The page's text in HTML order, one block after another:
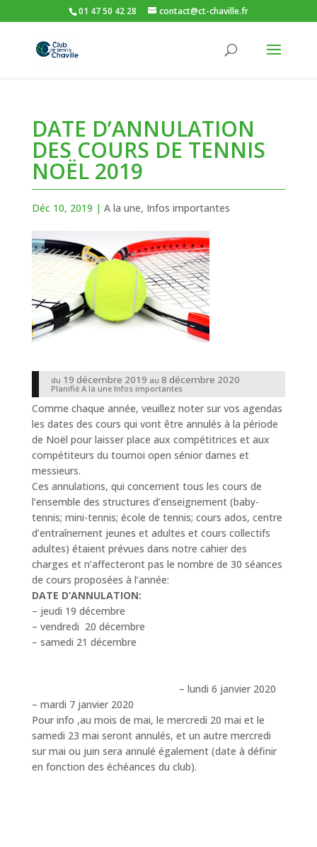
01 47 50 42 28 contact@ct-chaville.fr
DATE D’ANNULATION
DES COURS DE TENNIS
NOËL 2019
Déc 10, 2019 | A la une, Infos importantes
du 19 décembre 2019 au 8 décembre 2020
Planifié A la une Infos importantes
Comme chaque année, veuillez noter sur vos agendas
les dates des cours qui vont être annulés à la période
de Noël pour laisser place aux compétitrices et aux
compétiteurs du tournoi open sénior dames et
messieurs.
Ces annulations, qui concernent tous les cours de
l’ensemble des structures d’enseignement (baby-
tennis; mini-tennis; école de tennis; cours ados, centre
d’entraînement jeunes et adultes et cours collectifs
adultes) étaient prévues dans notre cahier des
charges et n’affecteront pas le nombre de 30 séances
de cours proposées à l’année:
DATE D’ANNULATION:
– jeudi 19 décembre
– vendredi 20 décembre
– samedi 21 décembre
– lundi 6 janvier 2020
– mardi 7 janvier 2020
Pour info ,au mois de mai, le mercredi 20 mai et le
samedi 23 mai seront annulés, et un autre mercredi
sur mai ou juin sera annulé également (date à définir
en fonction des échéances du club).